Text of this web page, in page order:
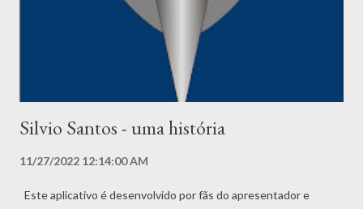
outros direitos de propriedade intelectual relacionados ao
Aplicativo permanecem propriedade do Provedor de Serviços. O
Provedor de Serviços se dedica a garantir que...
Silvio Santos - uma história
11/27/2022 12:14:00 AM
Este aplicativo é desenvolvido por fãs do apresentador e